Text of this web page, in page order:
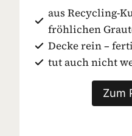
aus Recycling-
fröhlichen
Decke rein –
tut auch nicht
Zum